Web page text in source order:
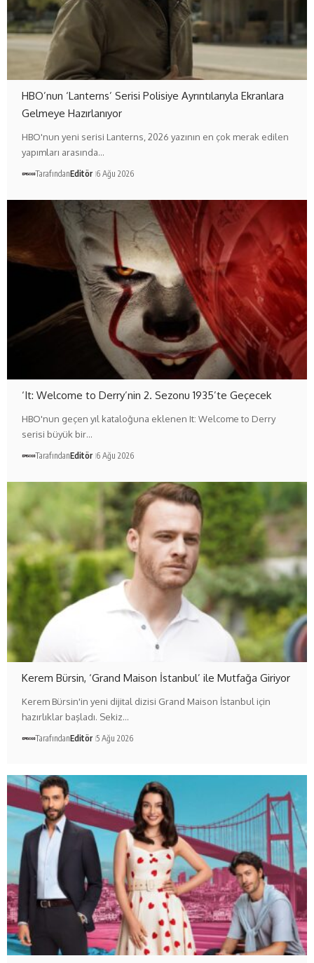
HBO’nun ‘Lanterns’ Serisi Polisiye Ayrıntılarıyla Ekranlara
Gelmeye Hazırlanıyor
HBO'nun yeni serisi Lanterns, 2026 yazının en çok merak edilen
yapımları arasında…
TarafındanEditör 6 Ağu 2026
‘It: Welcome to Derry’nin 2. Sezonu 1935’te Geçecek
HBO'nun geçen yıl kataloğuna eklenen It: Welcome to Derry
serisi büyük bir…
TarafındanEditör 6 Ağu 2026
Kerem Bürsin, ‘Grand Maison İstanbul’ ile Mutfağa Giriyor
Kerem Bürsin'in yeni dijital dizisi Grand Maison İstanbul için
hazırlıklar başladı. Sekiz…
TarafındanEditör 5 Ağu 2026